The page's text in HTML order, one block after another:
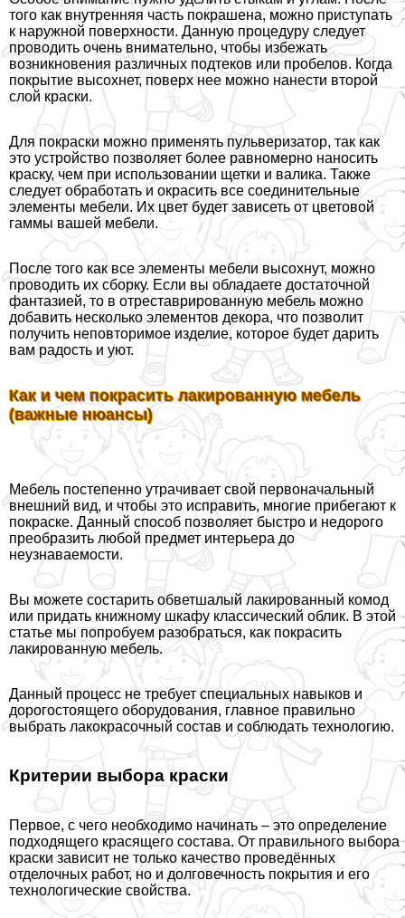
того как внутренняя часть покрашена, можно приступать
к наружной поверхности. Данную процедуру следует
проводить очень внимательно, чтобы избежать
возникновения различных подтеков или пробелов. Когда
покрытие высохнет, поверх нее можно нанести второй
слой краски.
Для покраски можно применять пульверизатор, так как
это устройство позволяет более равномерно наносить
краску, чем при использовании щетки и валика. Также
следует обработать и окрасить все соединительные
элементы мебели. Их цвет будет зависеть от цветовой
гаммы вашей мебели.
После того как все элементы мебели высохнут, можно
проводить их сборку. Если вы обладаете достаточной
фантазией, то в отреставрированную мебель можно
добавить несколько элементов декора, что позволит
получить неповторимое изделие, которое будет дарить
вам радость и уют.
Как и чем покрасить лакированную мебель
(важные нюансы)
Мебель постепенно утрачивает свой первоначальный
внешний вид, и чтобы это исправить, многие прибегают к
покраске. Данный способ позволяет быстро и недорого
преобразить любой предмет интерьера до
неузнаваемости.
Вы можете состарить обветшалый лакированный комод
или придать книжному шкафу классический облик. В этой
статье мы попробуем разобраться, как покрасить
лакированную мебель.
Данный процесс не требует специальных навыков и
дорогостоящего оборудования, главное правильно
выбрать лакокрасочный состав и соблюдать технологию.
Критерии выбора краски
Первое, с чего необходимо начинать – это определение
подходящего красящего состава. От правильного выбора
краски зависит не только качество проведённых
отделочных работ, но и долговечность покрытия и его
технологические свойства.